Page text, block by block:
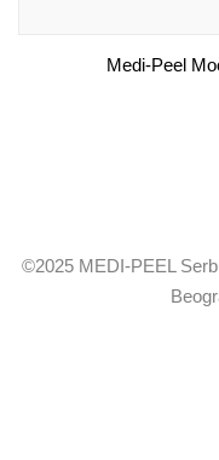
Medi-Peel
©2025 MEDI-PEEL